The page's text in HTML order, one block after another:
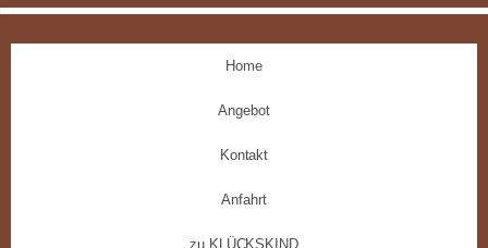
Home
Angebot
Kontakt
Anfahrt
zu KLÜCKSKIND